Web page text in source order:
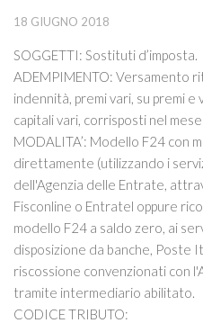
18 GIUGNO 2018
SOGGETTI: Sostituti d’imposta.
ADEMPIMENTO: Versamento
indennità, premi vari, su premi
capitali vari, corrisposti nel
MODALITA’: Modello F24 con
direttamente (utilizzando i
dell'Agenzia delle Entrate,
Fisconline o Entratel oppure
modello F24 a saldo zero, ai
disposizione da banche, Poste
riscossione convenzionati con
tramite intermediario abilitato.
CODICE TRIBUTO: